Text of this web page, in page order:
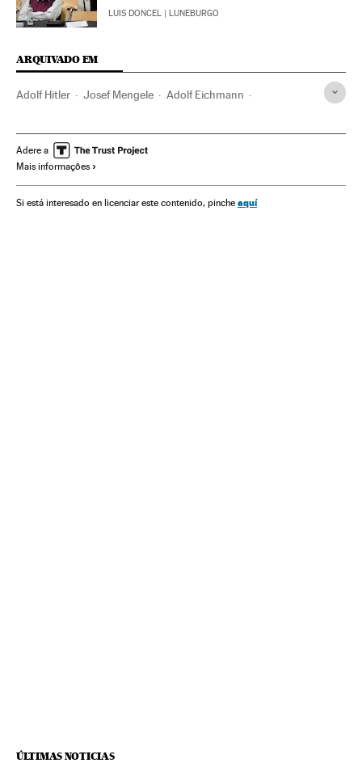
LUIS DONCEL | LUNEBURGO
ARQUIVADO EM
Adolf Hitler Josef Mengele Adolf Eichmann
Alemanha Holocausto judío
Segunda Guerra Mundial
Guerra Europa Ideologias Conflitos História
Adere a
Mais informações
Si está interesado en licenciar este contenido, pinche aquí
ÚLTIMAS NOTICIAS